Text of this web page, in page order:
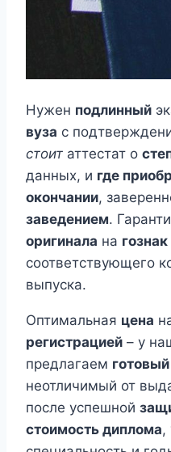
Нужен подлинный
вуза с
стоит аттестат о
данных, и где
окончании,
заведением.
оригинала на гознак
соответствующего
выпуска.
Оптимальная цена
регистрацией – у
предлагаем готовый
неотличимый от
после успешной
стоимость диплома,